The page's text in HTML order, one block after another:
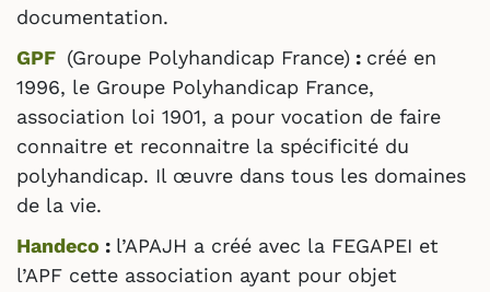
documentation.
GPF (Groupe Polyhandicap France) : créé en
1996, le Groupe Polyhandicap France,
association loi 1901, a pour vocation de faire
connaitre et reconnaitre la spécificité du
polyhandicap. Il œuvre dans tous les domaines
de la vie.
Handeco : l’APAJH a créé avec la FEGAPEI et
l’APF cette association ayant pour objet